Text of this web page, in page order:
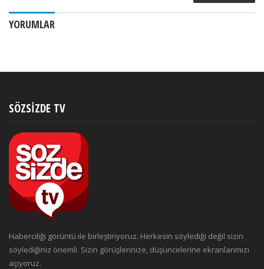
YORUMLAR
SÖZSIZDE TV
Haberciliği görüntü ile birleştiriyoruz. Herkesin söylediği değil sizin
söylediğiniz önemli. Sizin görüşlerinize, düşüncelerine ekranlarımızı
açıyoruz.